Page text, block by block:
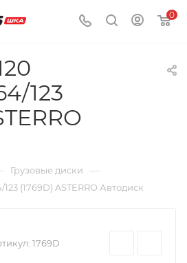
0
123
Грузовые диски —
123 (1769D) ASTERRO Автодиск
1769D